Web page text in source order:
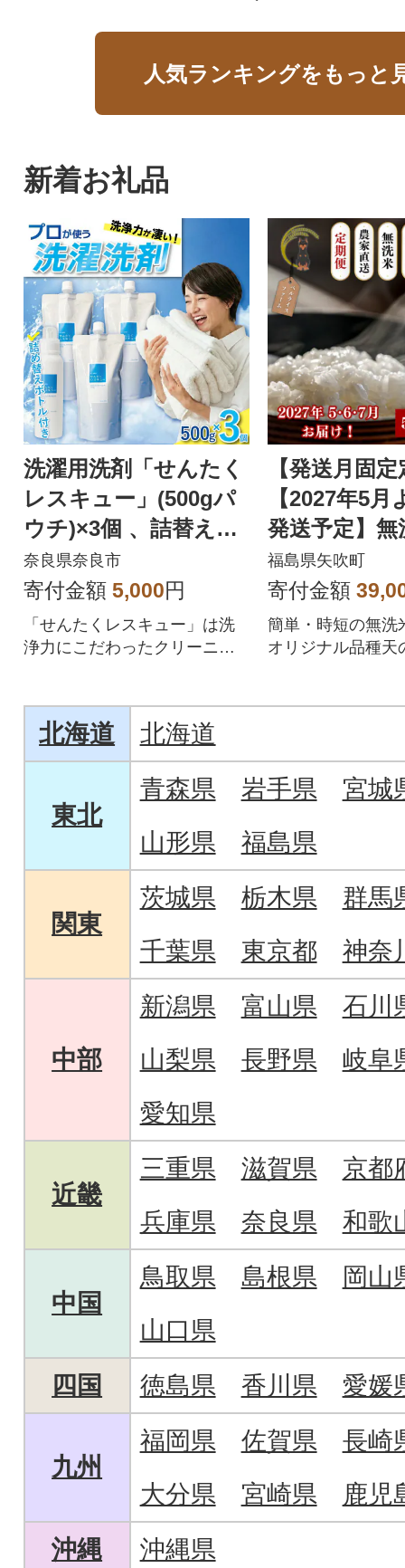
人気ランキングをもっと
新着お礼品
洗濯用洗剤「せんたく
レスキュー」(500gパ
ウチ)×3個 、詰替え用
空ボトル×1本 J-101
奈良県奈良市
寄付金額 5,000円
「せんたくレスキュー」は洗
浄力にこだわったクリーニン
【発送月固
【2027年5月
発送予定】無
直送 天のつ
回
福島県矢吹町
寄付金額
簡単・時短の無洗
オリジナル品種天
北海道 北海道
東北
青森県 岩手県
宮城
山形県
福島県
関東
茨城県 栃木県
群馬
千葉県
東京都 神奈
中部
新潟県 富山県
石川
山梨県
長野県
岐阜
愛知県
近畿
三重県 滋賀県
京都
兵庫県
奈良県 和歌
中国
鳥取県 島根県
岡山
山口県
四国
徳島県 香川県 愛媛
九州
福岡県 佐賀県
長崎
大分県
宮崎県
鹿児
沖縄
沖縄県